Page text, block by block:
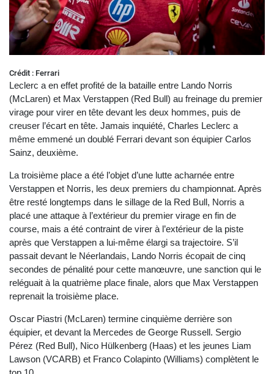
Crédit : Ferrari
Leclerc a en effet profité de la bataille entre Lando Norris
(McLaren) et Max Verstappen (Red Bull) au freinage du premier
virage pour virer en tête devant les deux hommes, puis de
creuser l’écart en tête. Jamais inquiété, Charles Leclerc a
même emmené un doublé Ferrari devant son équipier Carlos
Sainz, deuxième.
La troisième place a été l’objet d’une lutte acharnée entre
Verstappen et Norris, les deux premiers du championnat. Après
être resté longtemps dans le sillage de la Red Bull, Norris a
placé une attaque à l’extérieur du premier virage en fin de
course, mais a été contraint de virer à l’extérieur de la piste
après que Verstappen a lui-même élargi sa trajectoire. S’il
passait devant le Néerlandais, Lando Norris écopait de cinq
secondes de pénalité pour cette manœuvre, une sanction qui le
reléguait à la quatrième place finale, alors que Max Verstappen
reprenait la troisième place.
Oscar Piastri (McLaren) termine cinquième derrière son
équipier, et devant la Mercedes de George Russell. Sergio
Pérez (Red Bull), Nico Hülkenberg (Haas) et les jeunes Liam
Lawson (VCARB) et Franco Colapinto (Williams) complètent le